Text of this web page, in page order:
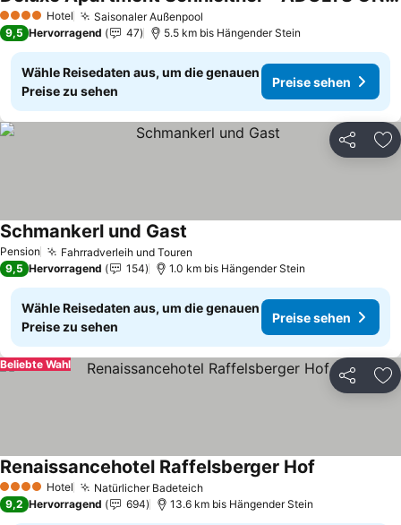
4 Sterne Hotel Saisonaler Außenpool
Preise sehen
9,5 Hervorragend 47 5.5 km bis Hängender Stein
Wähle Reisedaten aus, um die genauen
Preise zu sehen
Preise sehen
Teilen
Pension Fahrradverleih und Touren
Schmankerl und Gast
9,5 Hervorragend 154 1.0 km bis Hängender Stein
Wähle Reisedaten aus, um die genauen
Preise zu sehen
Preise sehen
Teilen
Beliebte Wahl
4 Sterne Hotel Natürlicher BadeteichPreise sehen
Renaissancehotel Raffelsberger Hof
9,2 Hervorragend 694 13.6 km bis Hängender Stein